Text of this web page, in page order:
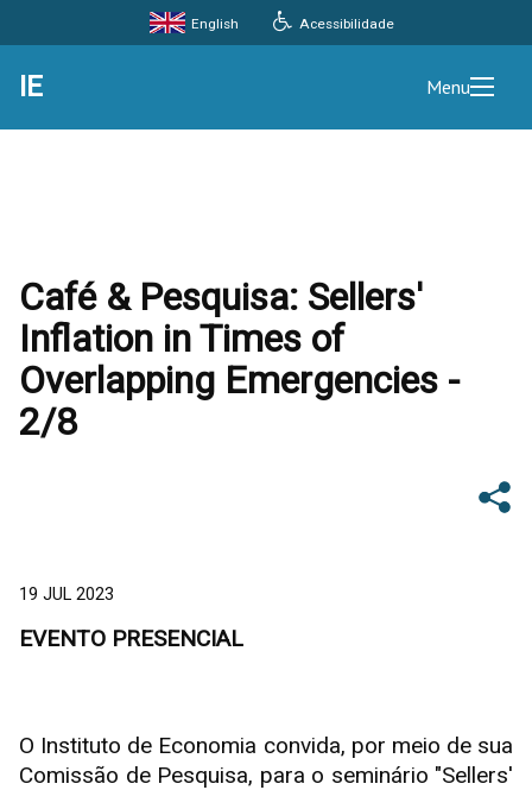
Acessibilidade
English
IE Menu
Café & Pesquisa: Sellers'
Inflation in Times of
Overlapping Emergencies -
2/8
19 JUL 2023
EVENTO PRESENCIAL
O Instituto de Economia convida, por meio de sua
Comissão de Pesquisa, para o seminário "Sellers'